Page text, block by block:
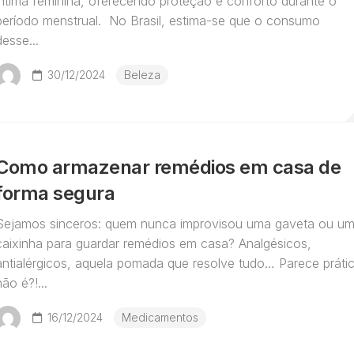
menstrual. No Brasil, estima-se que o consumo
30/12/2024 Beleza
armazenar remédios em casa de
segura
sinceros: quem nunca improvisou uma gaveta ou
para guardar remédios em casa? Analgésicos,
aquela pomada que resolve tudo… Parece
é?!...
16/12/2024 Medicamentos